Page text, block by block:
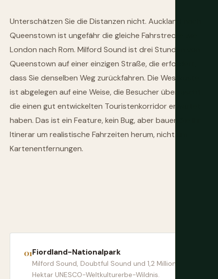
Unterschätzen Sie die Distanzen nicht. Auckland nach
Queenstown ist ungefähr die gleiche Fahrstrecke wie
London nach Rom. Milford Sound ist drei Stunden von
Queenstown auf einer einzigen Straße, die erfordert,
dass Sie denselben Weg zurückfahren. Die Westküste
ist abgelegen auf eine Weise, die Besucher überrascht,
die einen gut entwickelten Touristenkorridor erwartet
haben. Das ist ein Feature, kein Bug, aber bauen Sie Ihr
Itinerar um realistische Fahrzeiten herum, nicht um
Kartenentfernungen.
Fiordland-Nationalpark
Milford Sound, Doubtful Sound und 1,2 Millionen
Hektar UNESCO-Weltkulturerbe-Wildnis.